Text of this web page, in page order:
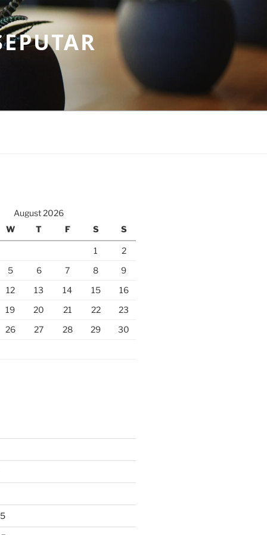
August 2026
W T F S S
1
2
5 6 7 8
9
12 13 14 15
16
19 20 21 22
23
26 27 28 29
30